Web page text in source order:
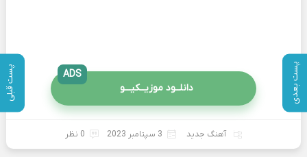
پست بعدی پست قبلی دانلــود موزیــکیـــو
ADS
آهنگ جدید 3 سپتامبر 2023 0 نظر